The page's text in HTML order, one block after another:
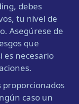
debes
tu nivel de
Asegúrese de
que
es necesario
proporcionados
caso un